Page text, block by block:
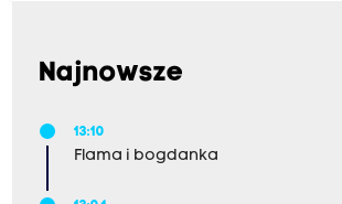
Najnowsze
13:10
Flama i bogdanka